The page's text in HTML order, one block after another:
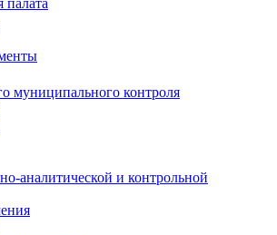
палата
муниципального контроля
аналитической и контрольной